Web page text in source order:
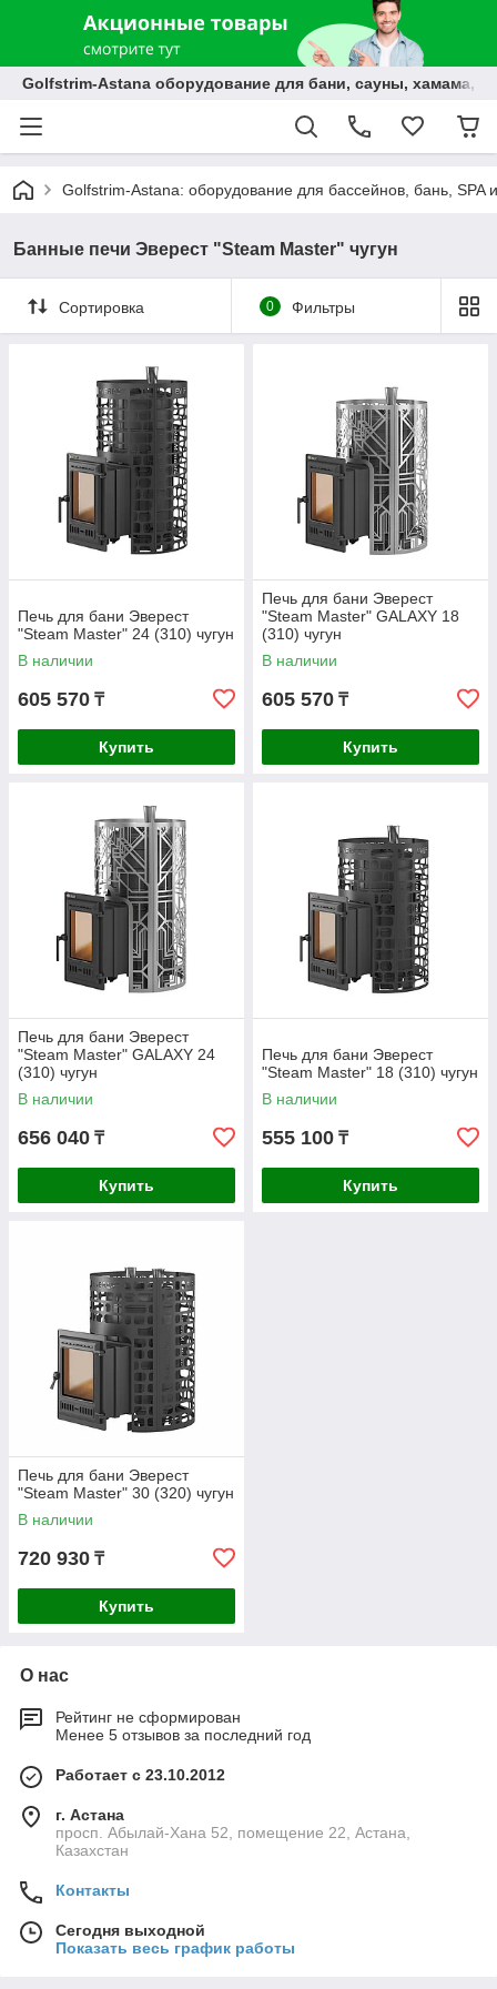
Golfstrim-Astana оборудование для бани, сауны, хамама,
Golfstrim-Astana: оборудование для бассейнов, бань, SPA
Банные печи Эверест "Steam Master" чугун
Сортировка 0 Фильтры
Печь для бани Эверест
"Steam Master" 24 (310) чугун
В наличии
605 570 ₸
Купить
Печь для бани Эверест
"Steam Master" GALAXY 18
(310) чугун
В наличии
605 570 ₸
Купить
Печь для бани Эверест
"Steam Master" GALAXY 24
(310) чугун
В наличии
656 040 ₸
Купить
Печь для бани Эверест
"Steam Master" 18 (310) чугун
В наличии
555 100 ₸
Купить
Печь для бани Эверест
"Steam Master" 30 (320) чугун
В наличии
720 930 ₸
Купить
О нас
Рейтинг не сформирован
Менее 5 отзывов за последний год
Работает с 23.10.2012
г. Астана
просп. Абылай-Хана 52, помещение 22, Астана,
Казахстан
Контакты
Сегодня выходной
Показать весь график работы